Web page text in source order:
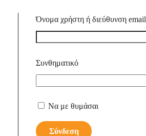
Όνομα χρήστη ή διεύθυνση email
Συνθηματικό
Να με θυμάσαι
Σύνδεση